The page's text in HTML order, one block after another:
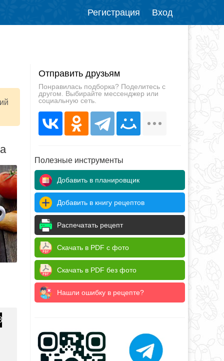
Регистрация Вход
Отправить друзьям
Понравилась подборка? Поделитесь с
другом. Выбирайте мессенджер или
социальную сеть.
Полезные инструменты
Добавить в планировщик
Добавить в книгу рецептов
Распечатать рецепт
Скачать в PDF с фото
Скачать в PDF без фото
Нашли ошибку в рецепте?